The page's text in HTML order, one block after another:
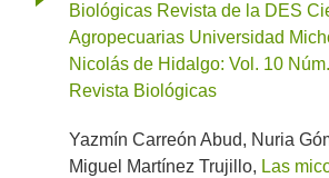
Biológicas Revista de la DES
Agropecuarias Universidad
Nicolás de Hidalgo: Vol. 10
Revista Biológicas
Yazmín Carreón Abud, Nuria
Miguel Martínez Trujillo, Las